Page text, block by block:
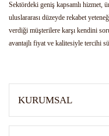
Sektördeki geniş kapsamlı hizmet,
uluslararası düzeyde rekabet
verdiği müşterilere karşı kendini
avantajlı fiyat ve kalitesiyle tercihi
kurum olarak tanınmak.
KURUMSAL